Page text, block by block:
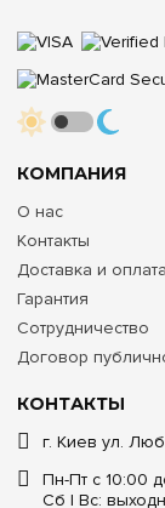
КОНТАКТЫ
г. Киев ул.
Пн-Пт с 10:00
Сб | Вс:
КОМПАНИЯ
О нас
Контакты
Доставка и оплата
Гарантия
Сотрудничество
Договор